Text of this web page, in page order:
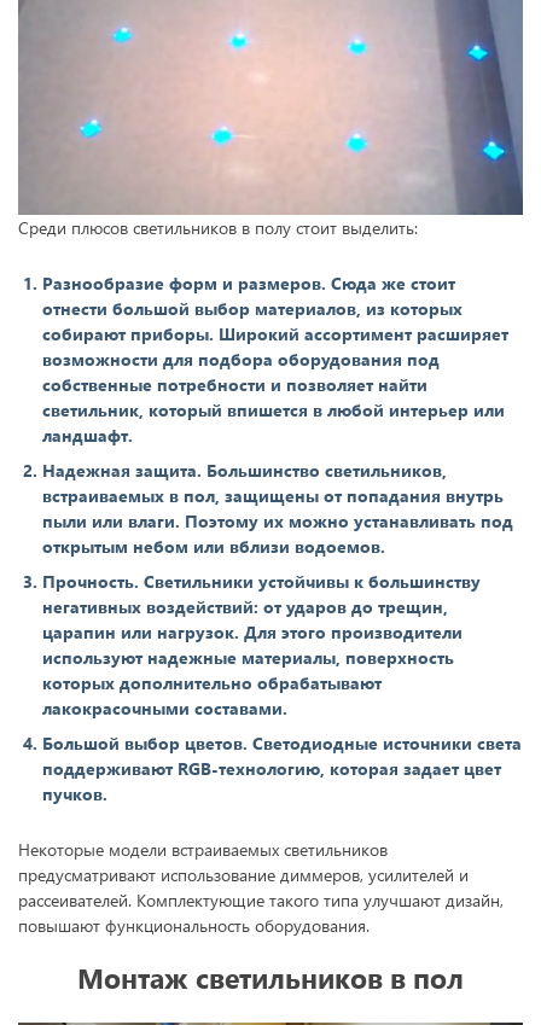
Среди плюсов светильников в полу стоит выделить:
Разнообразие форм и размеров. Сюда же стоит
отнести большой выбор материалов, из которых
собирают приборы. Широкий ассортимент расширяет
возможности для подбора оборудования под
собственные потребности и позволяет найти
светильник, который впишется в любой интерьер или
ландшафт.
Надежная защита. Большинство светильников,
встраиваемых в пол, защищены от попадания внутрь
пыли или влаги. Поэтому их можно устанавливать под
открытым небом или вблизи водоемов.
Прочность. Светильники устойчивы к большинству
негативных воздействий: от ударов до трещин,
царапин или нагрузок. Для этого производители
используют надежные материалы, поверхность
которых дополнительно обрабатывают
лакокрасочными составами.
Большой выбор цветов. Светодиодные источники света
поддерживают RGB-технологию, которая задает цвет
пучков.
Некоторые модели встраиваемых светильников
предусматривают использование диммеров, усилителей и
рассеивателей. Комплектующие такого типа улучшают дизайн,
повышают функциональность оборудования.
Монтаж светильников в пол